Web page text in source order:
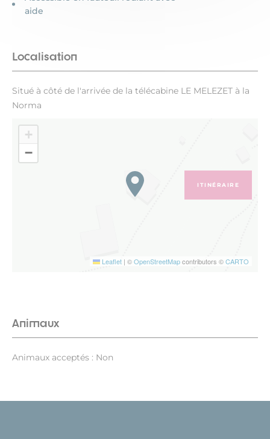
aide
Localisation
Situé à côté de l'arrivée de la télécabine LE MELEZET à la
Norma
+
−
Leaflet | ©OpenStreetMapcontributors ©CARTO
ITINÉRAIRE
Animaux
Animaux acceptés : Non